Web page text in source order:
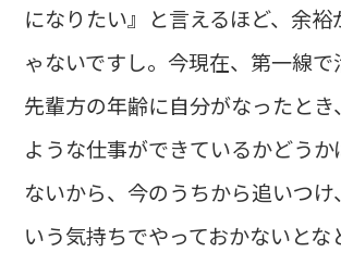
になりたい』と言えるほど、余裕
ゃないですし。今現在、第一線で
先輩方の年齢に自分がなったとき
ような仕事ができているかどう
ないから、今のうちから追いつけ
いう気持ちでやっておかないとな